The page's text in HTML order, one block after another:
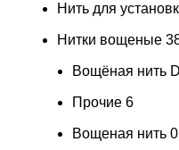
Нить для
Нитки вощеные
Вощёная нить
Прочие 6
Вощеная нить